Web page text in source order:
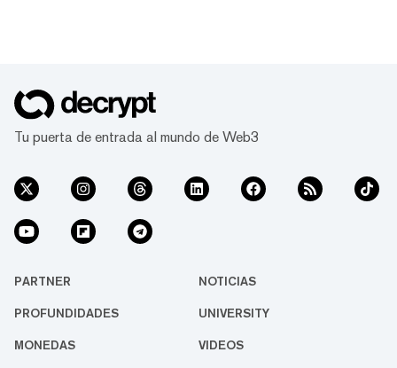
Tu puerta de entrada al mundo de Web3
PARTNER NOTICIAS
PROFUNDIDADES UNIVERSITY
MONEDAS VIDEOS